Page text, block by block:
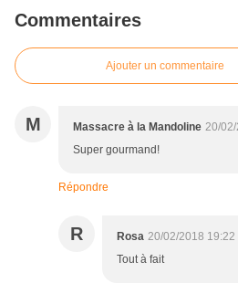
Commentaires
Ajouter un commentaire
M Massacre à la Mandoline 20/
Super gourmand!
Répondre
R Rosa 20/02/2018 19:22
Tout à fait